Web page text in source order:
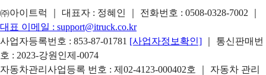
㈜아이트럭 ｜ 대표자 : 정혜인 ｜ 전화번호 : 0508-0328-7002
대표 이메일 : support@itruck.co.kr
사업자등록번호 : 853-87-01781 [사업자정보확인]
｜ 통신판매번
호 : 2023-강원인제-0074
자동차관리사업등록 번호 : 제02-4123-000402호 ｜ 자동차 관리